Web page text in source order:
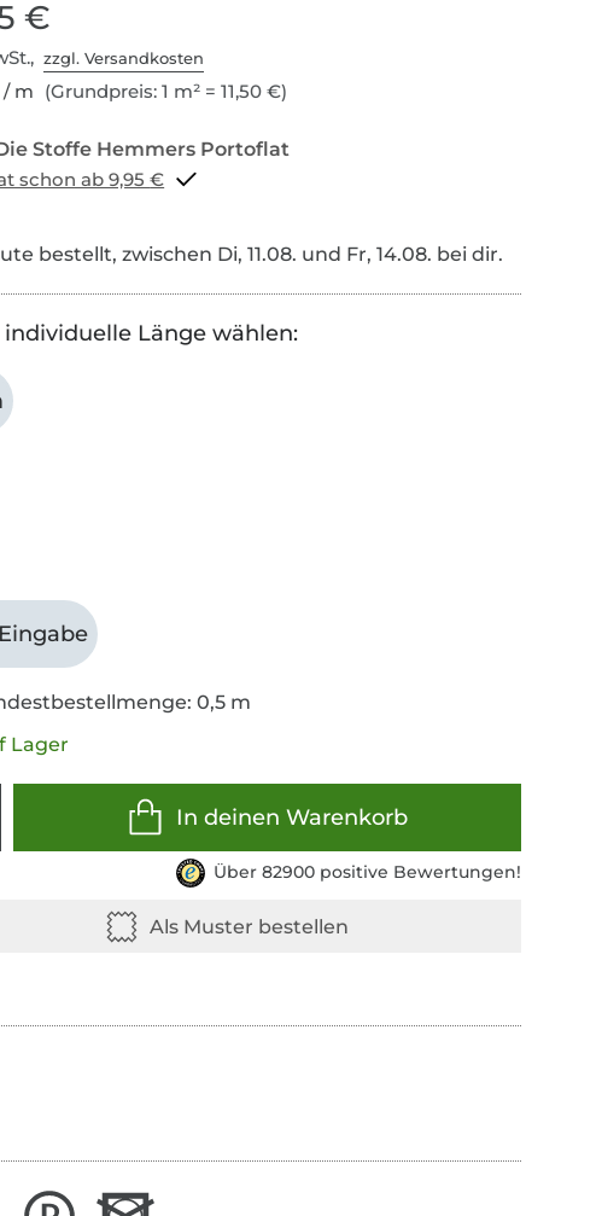
€
zzgl. Versandkosten
/ m (Grundpreis: 1 m² = 11,50 €)
Portoflat schon ab 9,95 €
bestellt, zwischen Di, 11.08. und Fr, 14.08. bei dir.
individuelle Länge wählen:
0,5 m
Lager
In deinen Warenkorb
Über 82900 positive Bewertungen!